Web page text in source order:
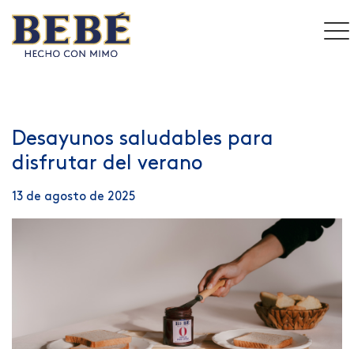
Desayunos saludables para
disfrutar del verano
13 de agosto de 2025